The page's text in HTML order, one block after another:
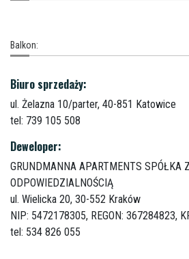
Balkon:
Biuro sprzedaży:
ul. Żelazna 10/parter, 40-851 Katowice
tel: 739 105 508
Deweloper:
GRUNDMANNA APARTMENTS SPÓŁKA
ODPOWIEDZIALNOŚCIĄ
ul. Wielicka 20, 30-552 Kraków
NIP: 5472178305, REGON: 367284823,
tel: 534 826 055